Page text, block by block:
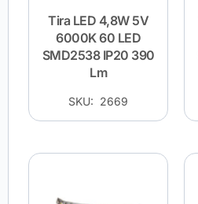
Tira LED 4,8W 5V
6000K 60 LED
SMD2538 IP20 390
Lm
SKU: 2669